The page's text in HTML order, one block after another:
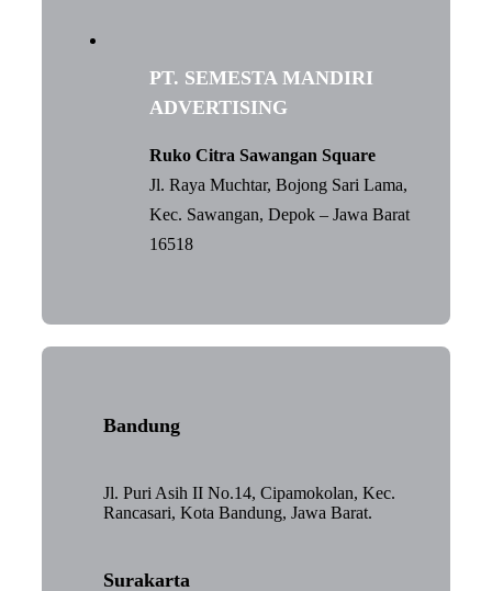
PT. SEMESTA MANDIRI
ADVERTISING
Ruko Citra Sawangan Square
Jl. Raya Muchtar, Bojong Sari Lama,
Kec. Sawangan, Depok – Jawa Barat
16518
Bandung
Jl. Puri Asih II No.14, Cipamokolan, Kec.
Rancasari, Kota Bandung, Jawa Barat.
Surakarta